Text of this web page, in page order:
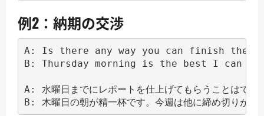
例2：納期の交渉
A: Is there any way you can finish the
B: Thursday morning is the best I can
A: 水曜日までにレポートを仕上げてもらうことはでき